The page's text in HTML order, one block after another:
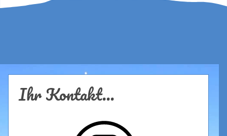
Ihr Kontakt...